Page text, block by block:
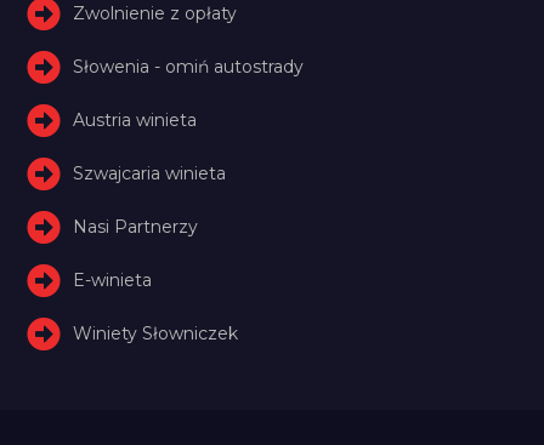
Zwolnienie z opłaty
Słowenia - omiń autostrady
Austria winieta
Szwajcaria winieta
Nasi Partnerzy
E-winieta
Winiety Słowniczek